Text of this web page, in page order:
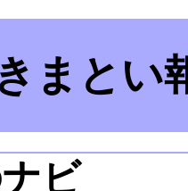
まとい
ビ